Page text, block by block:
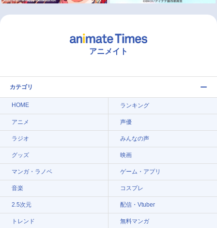
アニメイト
カテゴリ
HOME ランキング
アニメ 声優
ラジオ みんなの声
グッズ 映画
マンガ・ラノベ ゲーム・アプリ
音楽 コスプレ
2.5次元 配信・Vtuber
トレンド 無料マンガ